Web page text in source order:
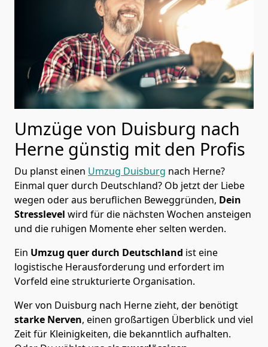
Umzüge von Duisburg nach
Herne günstig mit den Profis
Du planst einen Umzug Duisburg nach Herne?
Einmal quer durch Deutschland? Ob jetzt der Liebe
wegen oder aus beruflichen Beweggründen, Dein
Stresslevel wird für die nächsten Wochen ansteigen
und die ruhigen Momente eher selten werden.
Ein Umzug quer durch Deutschland ist eine
logistische Herausforderung und erfordert im
Vorfeld eine strukturierte Organisation.
Wer von Duisburg nach Herne zieht, der benötigt
starke Nerven, einen großartigen Überblick und viel
Zeit für Kleinigkeiten, die bekanntlich aufhalten.